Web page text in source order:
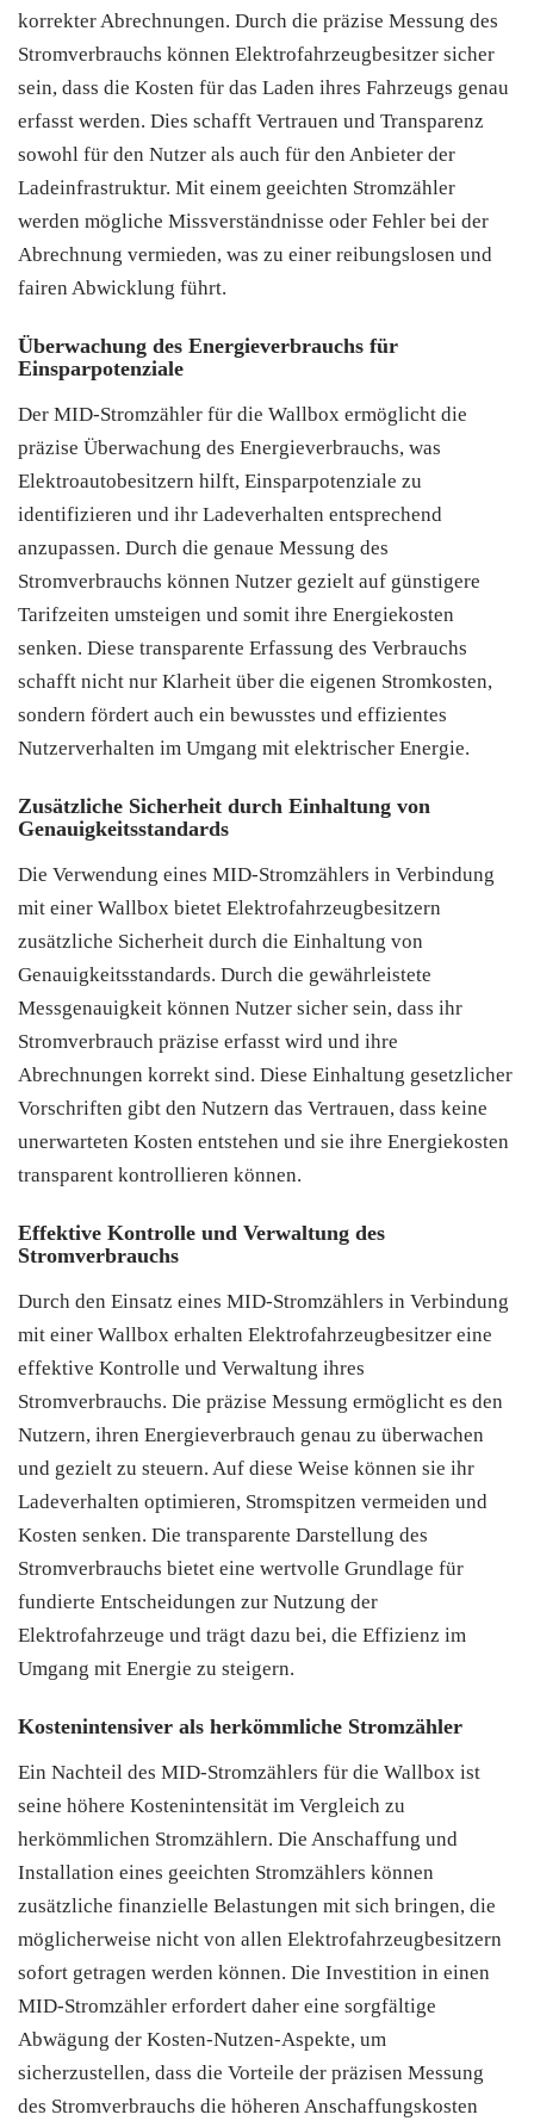
korrekter Abrechnungen. Durch die präzise Messung des
Stromverbrauchs können Elektrofahrzeugbesitzer sicher
sein, dass die Kosten für das Laden ihres Fahrzeugs genau
erfasst werden. Dies schafft Vertrauen und Transparenz
sowohl für den Nutzer als auch für den Anbieter der
Ladeinfrastruktur. Mit einem geeichten Stromzähler
werden mögliche Missverständnisse oder Fehler bei der
Abrechnung vermieden, was zu einer reibungslosen und
fairen Abwicklung führt.
Überwachung des Energieverbrauchs für
Einsparpotenziale
Der MID-Stromzähler für die Wallbox ermöglicht die
präzise Überwachung des Energieverbrauchs, was
Elektroautobesitzern hilft, Einsparpotenziale zu
identifizieren und ihr Ladeverhalten entsprechend
anzupassen. Durch die genaue Messung des
Stromverbrauchs können Nutzer gezielt auf günstigere
Tarifzeiten umsteigen und somit ihre Energiekosten
senken. Diese transparente Erfassung des Verbrauchs
schafft nicht nur Klarheit über die eigenen Stromkosten,
sondern fördert auch ein bewusstes und effizientes
Nutzerverhalten im Umgang mit elektrischer Energie.
Zusätzliche Sicherheit durch Einhaltung von
Genauigkeitsstandards
Die Verwendung eines MID-Stromzählers in Verbindung
mit einer Wallbox bietet Elektrofahrzeugbesitzern
zusätzliche Sicherheit durch die Einhaltung von
Genauigkeitsstandards. Durch die gewährleistete
Messgenauigkeit können Nutzer sicher sein, dass ihr
Stromverbrauch präzise erfasst wird und ihre
Abrechnungen korrekt sind. Diese Einhaltung gesetzlicher
Vorschriften gibt den Nutzern das Vertrauen, dass keine
unerwarteten Kosten entstehen und sie ihre Energiekosten
transparent kontrollieren können.
Effektive Kontrolle und Verwaltung des
Stromverbrauchs
Durch den Einsatz eines MID-Stromzählers in Verbindung
mit einer Wallbox erhalten Elektrofahrzeugbesitzer eine
effektive Kontrolle und Verwaltung ihres
Stromverbrauchs. Die präzise Messung ermöglicht es den
Nutzern, ihren Energieverbrauch genau zu überwachen
und gezielt zu steuern. Auf diese Weise können sie ihr
Ladeverhalten optimieren, Stromspitzen vermeiden und
Kosten senken. Die transparente Darstellung des
Stromverbrauchs bietet eine wertvolle Grundlage für
fundierte Entscheidungen zur Nutzung der
Elektrofahrzeuge und trägt dazu bei, die Effizienz im
Umgang mit Energie zu steigern.
Kostenintensiver als herkömmliche Stromzähler
Ein Nachteil des MID-Stromzählers für die Wallbox ist
seine höhere Kostenintensität im Vergleich zu
herkömmlichen Stromzählern. Die Anschaffung und
Installation eines geeichten Stromzählers können
zusätzliche finanzielle Belastungen mit sich bringen, die
möglicherweise nicht von allen Elektrofahrzeugbesitzern
sofort getragen werden können. Die Investition in einen
MID-Stromzähler erfordert daher eine sorgfältige
Abwägung der Kosten-Nutzen-Aspekte, um
sicherzustellen, dass die Vorteile der präzisen Messung
des Stromverbrauchs die höheren Anschaffungskosten